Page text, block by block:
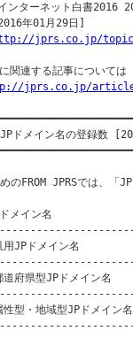
ンターネット白書2016
年01月29日]
jprs.co.jp/
関連する記事について
jprs.co.jp/
JPドメイン名の登録数
のFROM JPRSでは、「
メイン名
用JPドメイン名
道府県型JPドメイン名
性型・地域型JPドメイ